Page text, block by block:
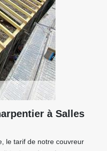
à Salles
le tarif de notre couvreur